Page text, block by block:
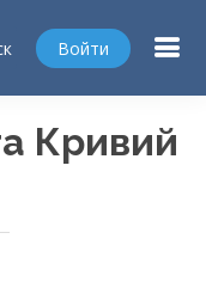
Войти
Кривий